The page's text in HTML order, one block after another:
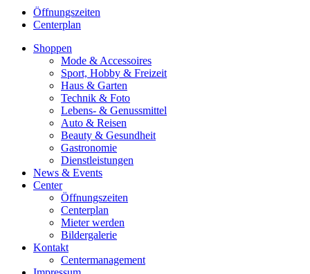
Öffnungszeiten
Centerplan
Shoppen
Mode & Accessoires
Sport, Hobby & Freizeit
Haus & Garten
Technik & Foto
Lebens- & Genussmittel
Auto & Reisen
Beauty & Gesundheit
Gastronomie
Dienstleistungen
News & Events
Center
Öffnungszeiten
Centerplan
Mieter werden
Bildergalerie
Kontakt
Centermanagement